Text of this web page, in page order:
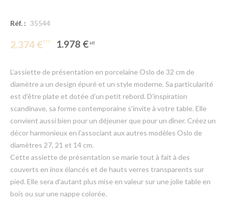
Réf. : 35544
2.374 € 1.978 €
L’assiette de présentation en porcelaine Oslo de 32 cm de
diamètre a un design épuré et un style moderne. Sa particularité
est d’être plate et dotée d’un petit rebord. D’inspiration
scandinave, sa forme contemporaine s’invite à votre table. Elle
convient aussi bien pour un déjeuner que pour un dîner. Créez un
décor harmonieux en l’associant aux autres modèles Oslo de
diamètres 27, 21 et 14 cm.
Cette assiette de présentation se marie tout à fait à des
couverts en inox élancés et de hauts verres transparents sur
pied. Elle sera d’autant plus mise en valeur sur une jolie table en
bois ou sur une nappe colorée.